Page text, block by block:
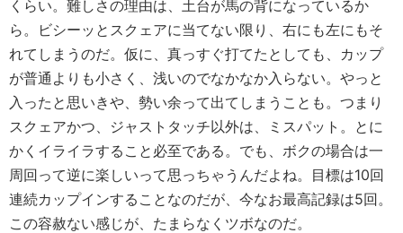
くらい。難しさの理由は、土台が馬の背になっているか
ら。ビシーッとスクェアに当てない限り、右にも左にもそ
れてしまうのだ。仮に、真っすぐ打てたとしても、カップ
が普通よりも小さく、浅いのでなかなか入らない。やっと
入ったと思いきや、勢い余って出てしまうことも。つまり
スクェアかつ、ジャストタッチ以外は、ミスパット。とに
かくイライラすること必至である。でも、ボクの場合は一
周回って逆に楽しいって思っちゃうんだよね。目標は10回
連続カップインすることなのだが、今なお最高記録は5回。
この容赦ない感じが、たまらなくツボなのだ。